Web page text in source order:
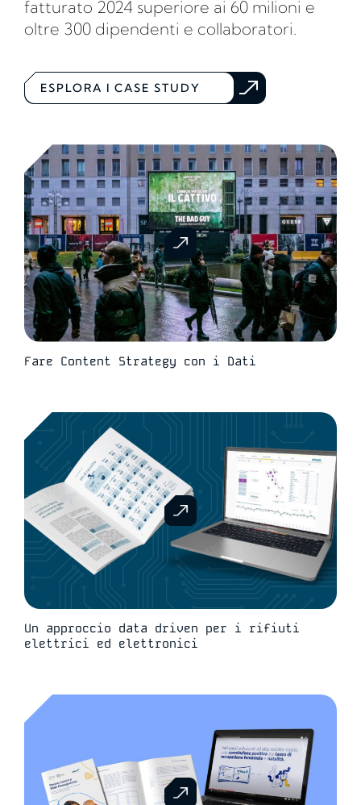
fatturato 2024 superiore ai 60 milioni e
oltre 300 dipendenti e collaboratori.
ESPLORA I CASE STUDY
Fare Content Strategy con i Dati
Un approccio data driven per i rifiuti
elettrici ed elettronici